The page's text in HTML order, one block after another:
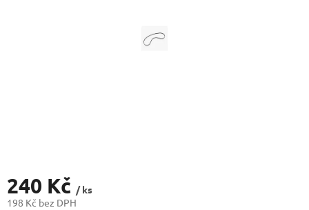
240 Kč / ks
198 Kč bez DPH